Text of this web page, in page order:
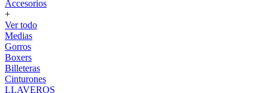
Accesorios
+
Ver todo
Medias
Gorros
Boxers
Billeteras
Cinturones
LLAVEROS